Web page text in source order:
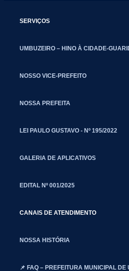
SERVIÇOS
UMBUZEIRO – HINO À CIDADE-
NOSSO VICE-PREFEITO
NOSSA PREFEITA
LEI PAULO GUSTAVO - Nº 195/2022
GALERIA DE APLICATIVOS
EDITAL Nº 001/2025
CANAIS DE ATENDIMENTO
NOSSA HISTÓRIA
📌 FAQ – PREFEITURA MUNICIPAL DE